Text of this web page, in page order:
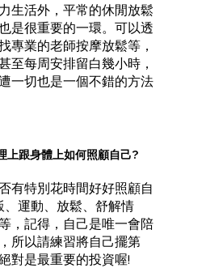
生活外，平常的休閒放鬆
是很重要的一環。可以透
專業的老師按摩放鬆等，
至每周安排留白幾小時，
一切也是一個不錯的方法
上跟身體上如何照顧自己?
有特別花時間好好照顧自
、運動、放鬆、舒解情
，記得，自己是唯一會陪
所以請練習將自己擺第
對是最重要的投資喔!